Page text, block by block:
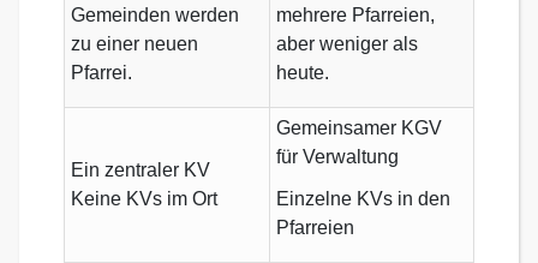
Gemeinden werden
zu einer neuen
Pfarrei.
mehrere Pfarreien,
aber weniger als
heute.
Ein zentraler KV
Keine KVs im Ort
Gemeinsamer KGV
für Verwaltung
Einzelne KVs in den
Pfarreien